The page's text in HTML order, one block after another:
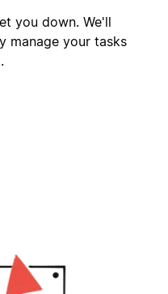
you down. We'll
manage your tasks